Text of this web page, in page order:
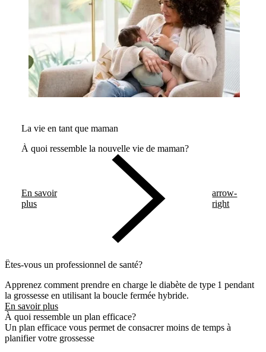
La vie en tant que maman
À quoi ressemble la nouvelle vie de maman?
En savoir
plus
arrow-
right
Êtes-vous un professionnel de santé?
Apprenez comment prendre en charge le diabète de type 1 pendant
la grossesse en utilisant la boucle fermée hybride.
En savoir plus
À quoi ressemble un plan efficace?
Un plan efficace vous permet de consacrer moins de temps à
planifier votre grossesse